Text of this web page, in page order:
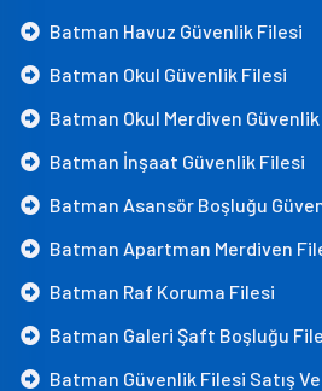
Batman Havuz Güvenlik Filesi
Batman Okul Güvenlik Filesi
Batman Okul Merdiven
Batman İnşaat Güvenlik Filesi
Batman Asansör Boşluğu
Batman Apartman Merdiven
Batman Raf Koruma Filesi
Batman Galeri Şaft Boşluğu
Batman Güvenlik Filesi Satış